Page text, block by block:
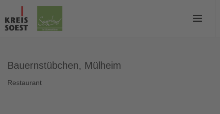
Bauernstübchen, Mülheim
Restaurant